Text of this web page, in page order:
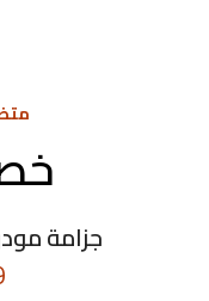
جزامة
كرسى